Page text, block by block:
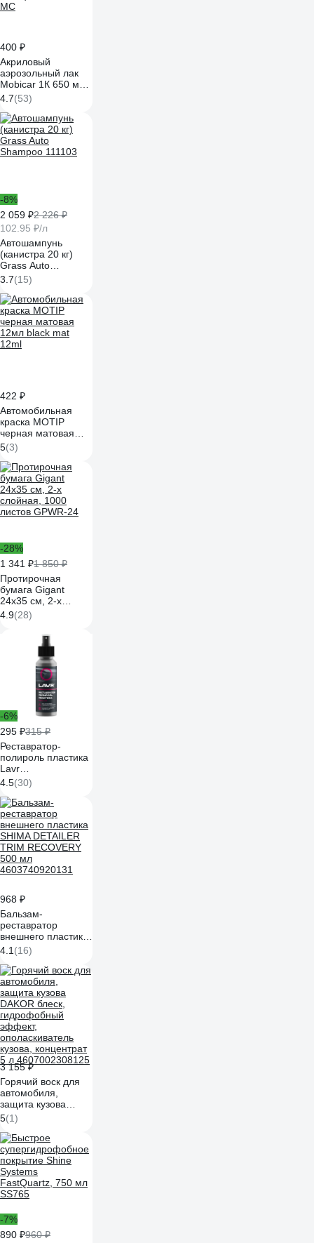
400 ₽
Акриловый
аэрозольный лак
Mobicar 1К 650 мл,
бесцветный
глянцевый 0503-30
MC
4.7(53)
-8%
2 059 ₽2 226 ₽
102.95 ₽/л
Автошампунь
(канистра 20 кг)
Grass Auto
Shampoo 111103
3.7(15)
422 ₽
Автомобильная
краска MOTIP
черная матовая
12мл black mat
12ml
5(3)
-28%
1 341 ₽1 850 ₽
Протирочная
бумага Gigant
24x35 см, 2-х
слойная, 1000
листов GPWR-24
4.9(28)
-6%
295 ₽315 ₽
Реставратор-
полироль пластика
Lavr
профессиональная
формула 120 мл
Ln1459-L
4.5(30)
968 ₽
Бальзам-
реставратор
внешнего пластика
SHIMA DETAILER
TRIM RECOVERY
500 мл
4603740920131
4.1 (16)
3 155 ₽
Горячий воск для
автомобиля,
защита кузова
DAKOR блеск,
гидрофобный
эффект,
ополаскиватель
кузова, концентрат
5 л 4607002308125
5(1)
-7%
890 ₽960 ₽